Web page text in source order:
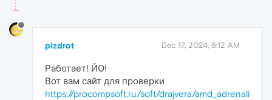
pizdrot Dec 17, 2024, 6:12 AM
Работает! ЙО!
Вот вам сайт для проверки
https://procompsoft.ru/soft/drajvera/amd_adrenali